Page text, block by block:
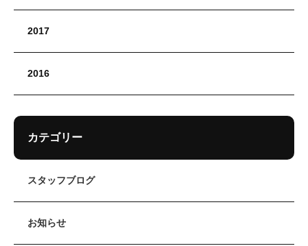
2017
2016
カテゴリー
スタッフブログ
お知らせ